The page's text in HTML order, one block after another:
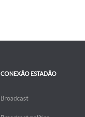
CONEXÃO ESTADÃO
Broadcast